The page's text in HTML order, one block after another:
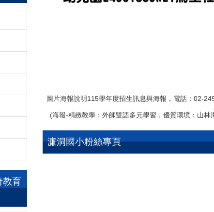
教育
圖片海報說明115學年度招生訊息與海報，電話：02-
(海報-精緻教學：外師雙語多元學習，優質環境：山
濂洞國小粉絲專頁